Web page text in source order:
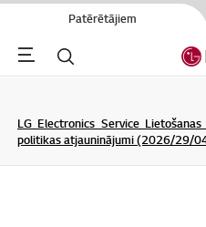
Patērētājiem
Menu Meklēt
LG Electronics Service
politikas atjauninājumi (2026/29/